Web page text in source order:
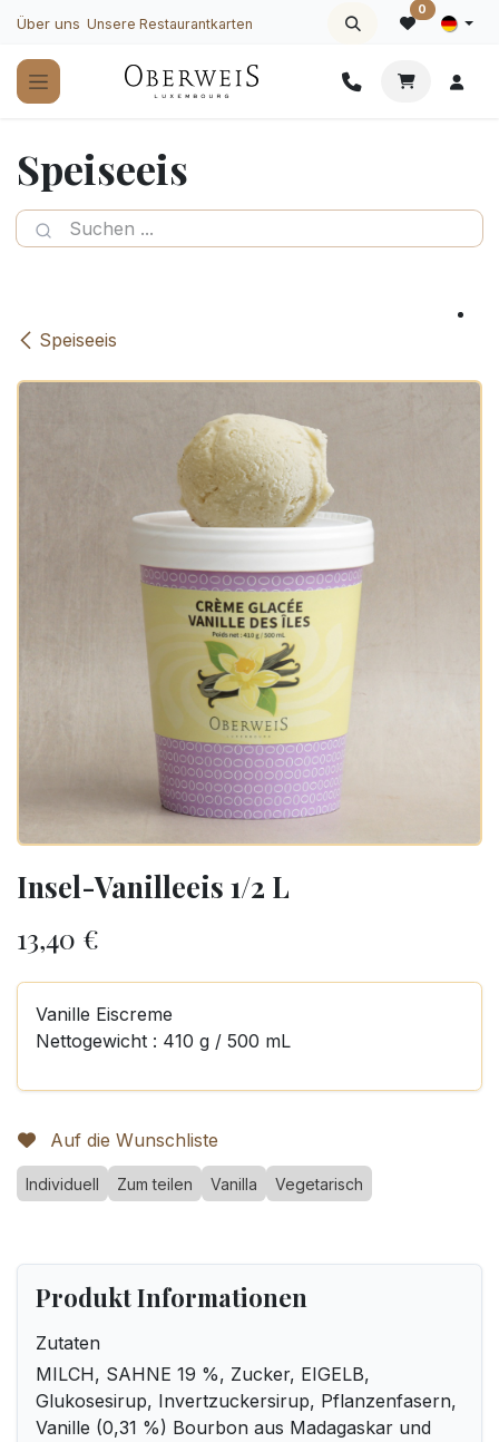
Zum Inhalt springen
Über uns Unsere Restaurantkarten
0
Speiseeis
Speiseeis
Insel-Vanilleeis 1/2 L
13,40 €
Vanille Eiscreme
Nettogewicht : 410 g / 500 mL
Auf die Wunschliste
Individuell Zum teilen Vanilla Vegetarisch
Produkt Informationen
Zutaten
MILCH, SAHNE 19 %, Zucker, EIGELB,
Glukosesirup, Invertzuckersirup, Pflanzenfasern,
Vanille (0,31 %) Bourbon aus Madagaskar und